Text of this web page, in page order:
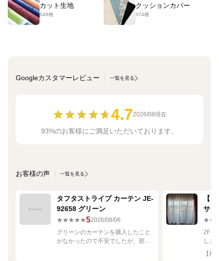
カット生地
648種
クッションカバー
374種
Googleカスタマーレビュー 一覧を見る
4.72026/08現在
93%のお客様にご満足いただいております。
お客様の声 一覧を見る
タフタストライプ カーテン JE-
92658 グリーン
★★★★★52026/08/06
グリーンのカーテンを購入したこと
がなかったので不安でしたが、部屋
【
サイ
2Fリ
しま
し
で
【神